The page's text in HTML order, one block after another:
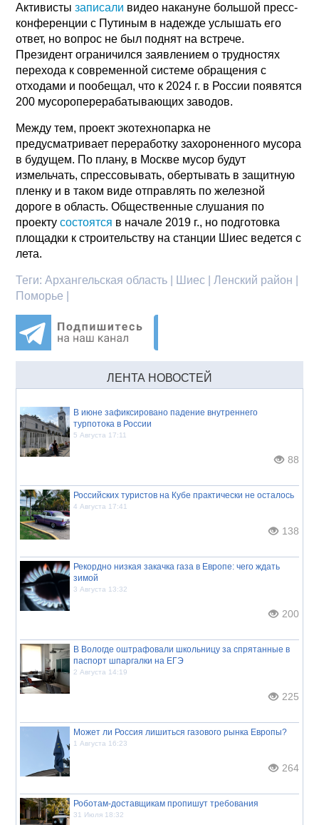
Активистызаписали видео накануне большой пресс-
конференции с Путиным в надежде услышать его
ответ, но вопрос не был поднят на встрече.
Президент ограничился заявлением о трудностях
перехода к современной системе обращения с
отходами и пообещал, что к 2024 г. в России появятся
200 мусороперерабатывающих заводов.
Между тем, проект экотехнопарка не
предусматривает переработку захороненного мусора
в будущем. По плану, в Москве мусор будут
измельчать, спрессовывать, обертывать в защитную
пленку и в таком виде отправлять по железной
дороге в область. Общественные слушания по
проектусостоятся в начале 2019 г., но подготовка
площадки к строительству на станции Шиес ведется с
лета.
Теги:Архангельская область | Шиес | Ленский район |
Поморье |
ЛЕНТА НОВОСТЕЙ
В июне зафиксировано падение внутреннего
турпотока в России
5 Августа 17:11
88
Российских туристов на Кубе практически не осталось
4 Августа 17:41
138
Рекордно низкая закачка газа в Европе: чего ждать
зимой
3 Августа 13:32
200
В Вологде оштрафовали школьницу за спрятанные в
паспорт шпаргалки на ЕГЭ
2 Августа 14:19
225
Может ли Россия лишиться газового рынка Европы?
1 Августа 16:23
264
Роботам-доставщикам пропишут требования
31 Июля 18:32